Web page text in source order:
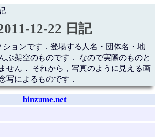
12-22 日記
ションです．登場する人名・団体名・地
ぶ架空のものです． なので実際のものと
せん． それから，写真のように見える画
写によるものです．
binzume.net